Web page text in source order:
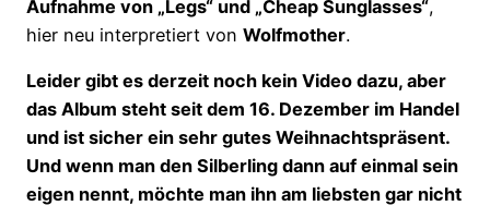
Aufnahme von „Legs“ und „Cheap Sunglasses“,
hier neu interpretiert von Wolfmother.
Leider gibt es derzeit noch kein Video dazu, aber
das Album steht seit dem 16. Dezember im Handel
und ist sicher ein sehr gutes Weihnachtspräsent.
Und wenn man den Silberling dann auf einmal sein
eigen nennt, möchte man ihn am liebsten gar nicht